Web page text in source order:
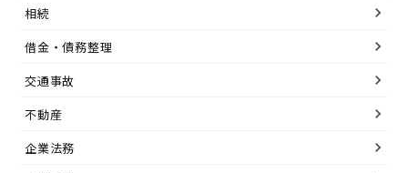
相続
借金・債務整理
交通事故
不動産
企業法務